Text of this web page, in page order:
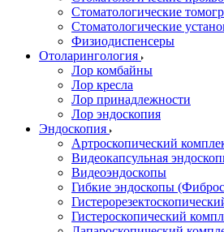
Стоматологические
Стоматологические
Физиодиспенсеры
Отоларингология
Лор комбайны
Лор кресла
Лор принадлежности
Лор эндоскопия
Эндоскопия
Артроскопический
Видеокапсульная
Видеоэндоскопы
Гибкие эндоскопы
Гистероскопический